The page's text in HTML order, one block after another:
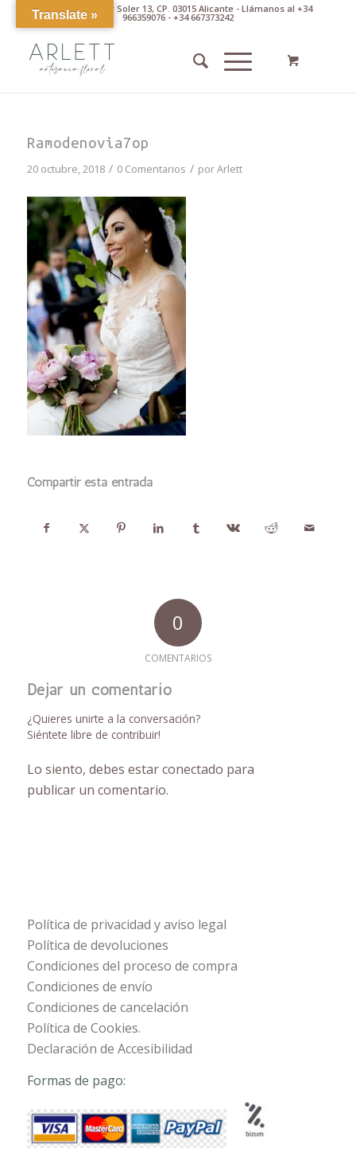
Av. Pintor Xavier Soler 13, CP. 03015 Alicante - Llámanos al +34
966359076 - +34 667373242
Ramodenovia7op
20 octubre, 2018 / 0 Comentarios / porArlett
Compartir esta entrada
0
COMENTARIOS
Dejar un comentario
¿Quieres unirte a la conversación?
Siéntete libre de contribuir!
Lo siento, debes estarconectado para
publicar un comentario.
Política de privacidad y aviso legal
Política de devoluciones
Condiciones del proceso de compra
Condiciones de envío
Condiciones de cancelación
Política de Cookies.
Declaración de Accesibilidad
Formas de pago:
Translate »